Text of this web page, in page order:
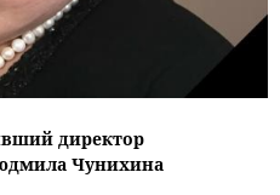
директор
Чунихина